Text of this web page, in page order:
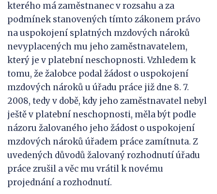
kterého má zaměstnanec v rozsahu a za
podmínek stanovených tímto zákonem právo
na uspokojení splatných mzdových nároků
nevyplacených mu jeho zaměstnavatelem,
který je v platební neschopnosti. Vzhledem k
tomu, že žalobce podal žádost o uspokojení
mzdových nároků u úřadu práce již dne 8. 7.
2008, tedy v době, kdy jeho zaměstnavatel nebyl
ještě v platební neschopnosti, měla být podle
názoru žalovaného jeho žádost o uspokojení
mzdových nároků úřadem práce zamítnuta. Z
uvedených důvodů žalovaný rozhodnutí úřadu
práce zrušil a věc mu vrátil k novému
projednání a rozhodnutí.